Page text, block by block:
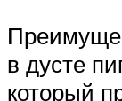
в дусте
который